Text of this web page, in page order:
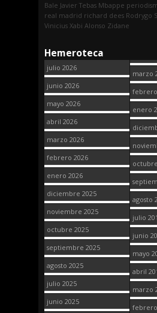
Bale Javier Tebas Mbappe
real madrid richard dees Rodrygo
Vinicius Xabi Alonso Zidane
Hemeroteca
julio 2026
junio 2026
mayo 2026
abril 2026
marzo 2026
febrero 2026
enero 2026
diciembre 2025
noviembre 2025
octubre 2025
septiembre 2025
agosto 2025
julio 2025
junio 2025
marzo
febrero
enero
agosto
julio
junio
mayo
abril
marzo
febrero